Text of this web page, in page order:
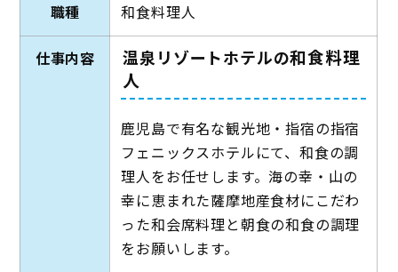
職種 和食料理人
仕事内容 温泉リゾートホテルの和食料理
人
鹿児島で有名な観光地・指宿の指宿
フェニックスホテルにて、和食の調
理人をお任せします。海の幸・山の
幸に恵まれた薩摩地産食材にこだわ
った和会席料理と朝食の和食の調理
をお願いします。